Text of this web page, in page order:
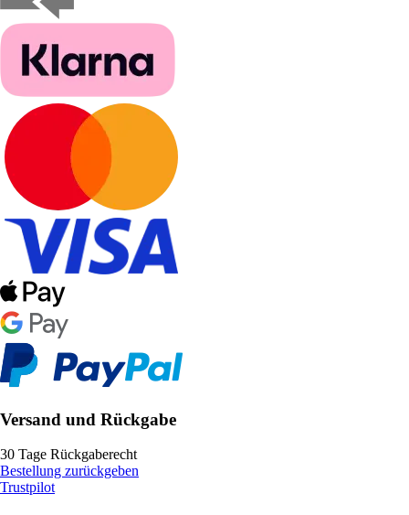
Versand und Rückgabe
30 Tage Rückgaberecht
Bestellung zurückgeben
Trustpilot